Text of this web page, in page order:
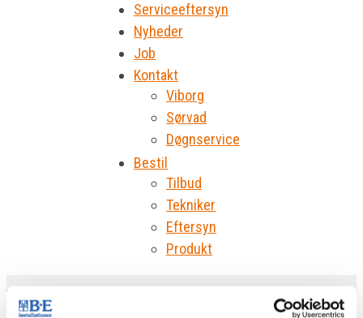
Serviceeftersyn
Nyheder
Job
Kontakt
Viborg
Sørvad
Døgnservice
Bestil
Tilbud
Tekniker
Eftersyn
Produkt